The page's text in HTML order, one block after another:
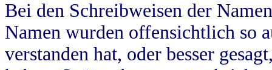
Bei den Schreibweisen der
Namen wurden offensichtlich so
verstanden hat, oder besser